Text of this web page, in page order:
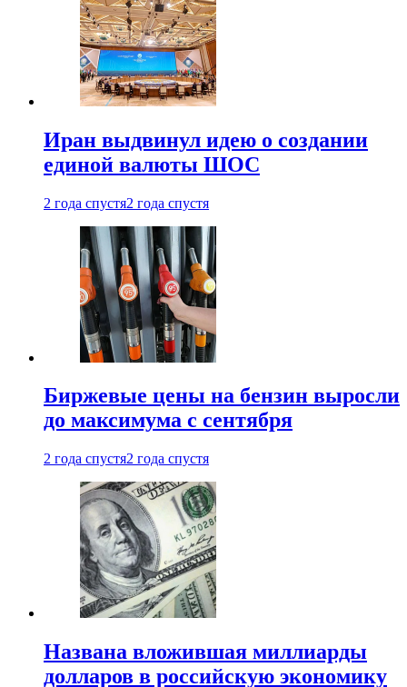
Иран выдвинул идею о создании
единой валюты ШОС
2 года спустя2 года спустя
Биржевые цены на бензин выросли
до максимума с сентября
2 года спустя2 года спустя
Названа вложившая миллиарды
долларов в российскую экономику